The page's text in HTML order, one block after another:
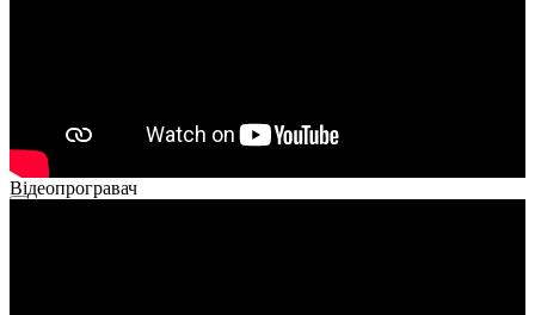
Відеопрогравач